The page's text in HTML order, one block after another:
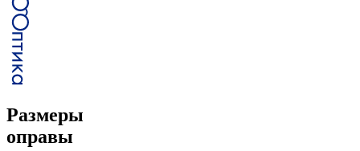
Размеры
оправы